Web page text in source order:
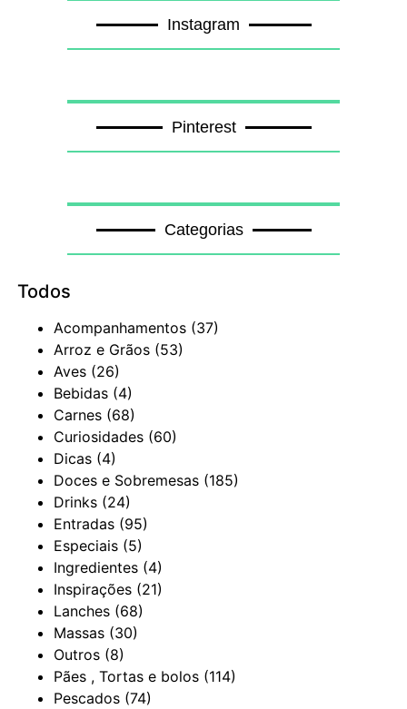
Instagram
Pinterest
Categorias
Todos
Acompanhamentos (37)
Arroz e Grãos (53)
Aves (26)
Bebidas (4)
Carnes (68)
Curiosidades (60)
Dicas (4)
Doces e Sobremesas (185)
Drinks (24)
Entradas (95)
Especiais (5)
Ingredientes (4)
Inspirações (21)
Lanches (68)
Massas (30)
Outros (8)
Pães , Tortas e bolos (114)
Pescados (74)